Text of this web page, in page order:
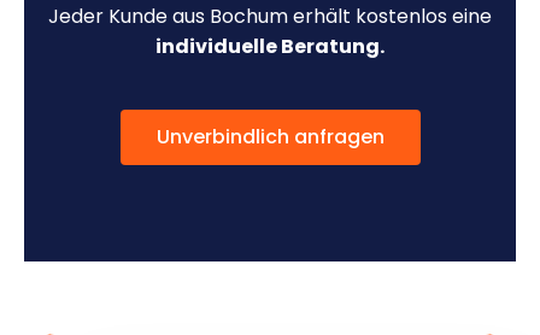
Jeder Kunde aus Bochum erhält kostenlos eine
individuelle Beratung.
Unverbindlich anfragen